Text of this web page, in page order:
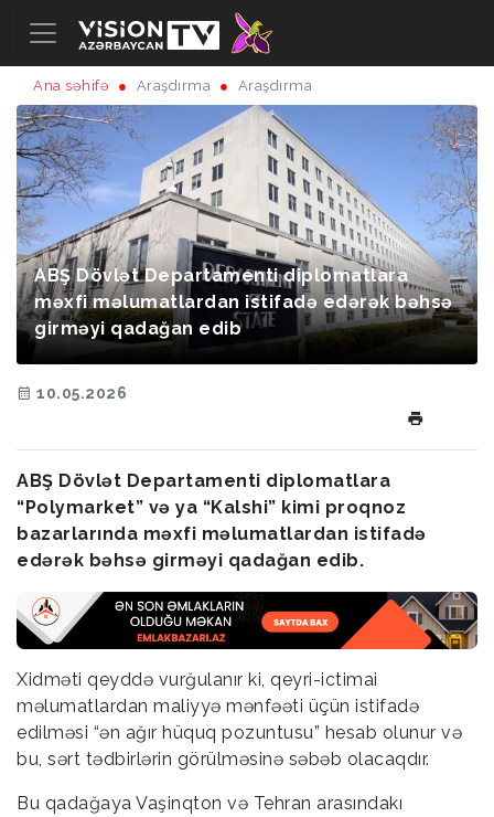
Ana səhifə Araşdırma Araşdırma
ABŞ Dövlət Departamenti diplomatlara
məxfi məlumatlardan istifadə edərək bəhsə
girməyi qadağan edib
10.05.2026
ABŞ Dövlət Departamenti diplomatlara
“Polymarket” və ya “Kalshi” kimi proqnoz
bazarlarında məxfi məlumatlardan istifadə
edərək bəhsə girməyi qadağan edib.
Xidməti qeyddə vurğulanır ki, qeyri-ictimai
məlumatlardan maliyyə mənfəəti üçün istifadə
edilməsi “ən ağır hüquq pozuntusu” hesab olunur və
bu, sərt tədbirlərin görülməsinə səbəb olacaqdır.
Bu qadağaya Vaşinqton və Tehran arasındakı